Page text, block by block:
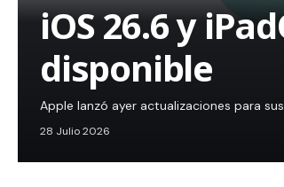
iOS 26.6 y
disponible
Apple lanzó ayer actualizaciones para
28 Julio 2026